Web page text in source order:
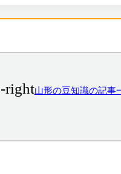
right山形の豆知識の記事